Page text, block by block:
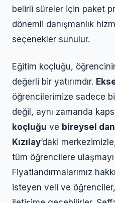
belirli süreler için paket
dönemli danışmanlık
seçenekler sunulur.
Eğitim koçluğu,
değerli bir yatırımdır.
öğrencilerimize sadece
değil, aynı zamanda
koçluğu ve bireysel
Kızılay‘daki
tüm öğrencilere
Fiyatlandırmalarımız
isteyen veli ve